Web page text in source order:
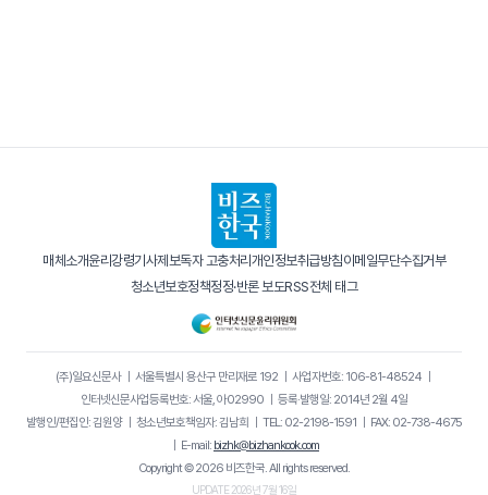
매체소개윤리강령기사제보독자 고충처리 개인정보취급방침이메일무단수집거부
청소년보호정책정정·반론 보도RSS전체 태그
(주)일요신문사｜ 서울특별시 용산구 만리재로 192｜ 사업자번호: 106-81-48524｜
인터넷신문사업등록번호: 서울, 아02990
등록·발행일: 2014년 2월 4일
발행인/편집인: 김원양｜ 청소년보호책임자: 김남희 TEL: 02-2198-1591
FAX: 02-738-4675
E-mail: bizhk@bizhankook.com
Copyright © 2026 비즈한국. All rights reserved.
UPDATE 2026년 7월 16일